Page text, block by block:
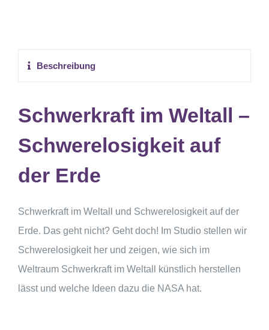
Beschreibung
Schwerkraft im Weltall –
Schwerelosigkeit auf
der Erde
Schwerkraft im Weltall und Schwerelosigkeit auf der
Erde. Das geht nicht? Geht doch! Im Studio stellen wir
Schwerelosigkeit her und zeigen, wie sich im
Weltraum Schwerkraft im Weltall künstlich herstellen
lässt und welche Ideen dazu die NASA hat.